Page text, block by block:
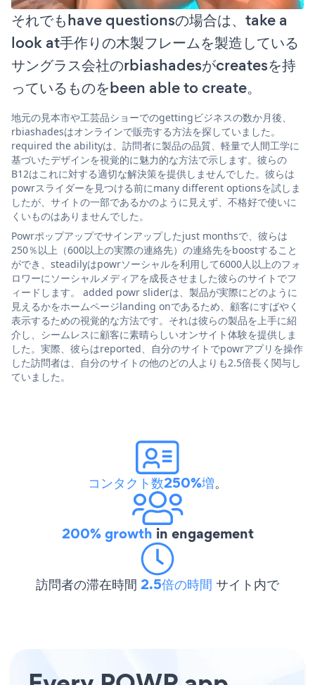
それでもhave questionsの場合は、take a
look at手作りの木製フレームを製造している
サングラス会社のrbiashadesがcreatesを持
っているものをbeen able to create。
地元の見本市や工芸品ショーでのgettingビジネスの数か月後、
rbiashadesはオンラインで販売する方法を探していました。
required the abilityは、訪問者に製品の品質、軽量で人間工学に
基づいたデザインを視覚的に魅力的な方法で示します。彼らの
B12はこれに対する適切な解決策を提供しませんでした。彼らは
powrスライダーを見つける前にmany different optionsを試しま
したが、サイトの一部であるかのように見えず、不格好で使いに
くいものはありませんでした。
Powrポップアップでサインアップしたjust monthsで、彼らは
250％以上（600以上の実際の連絡先）の連絡先をboostすること
ができ、steadilyはpowrソーシャルを利用して6000人以上のフォ
ロワーにソーシャルメディアを成長させました彼らのサイトでフ
ィードします。 added powr sliderは、製品が実際にどのように
見えるかをホームページlanding onであるため、顧客にすばやく
表示するための視覚的な方法です。それは彼らの製品を上手に紹
介し、シームレスに顧客に素晴らしいオンサイト体験を提供しま
した。実際、彼らはreported、自分のサイトでpowrアプリを操作
した訪問者は、自分のサイトの他のどの人よりも2.5倍長く関与し
ていました。
コンタクト数250%増。
200% growth in engagement
訪問者の滞在時間 2.5倍の時間 サイト内で